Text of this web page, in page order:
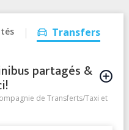
Transfers
partagés &
de Transferts/Taxi et